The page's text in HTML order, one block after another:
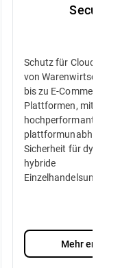
Security
Schutz für Cloud-
von
bis zu E-Commerce-
Plattformen, mit
hochperformanter,
Sicherheit für
hybride
Mehr